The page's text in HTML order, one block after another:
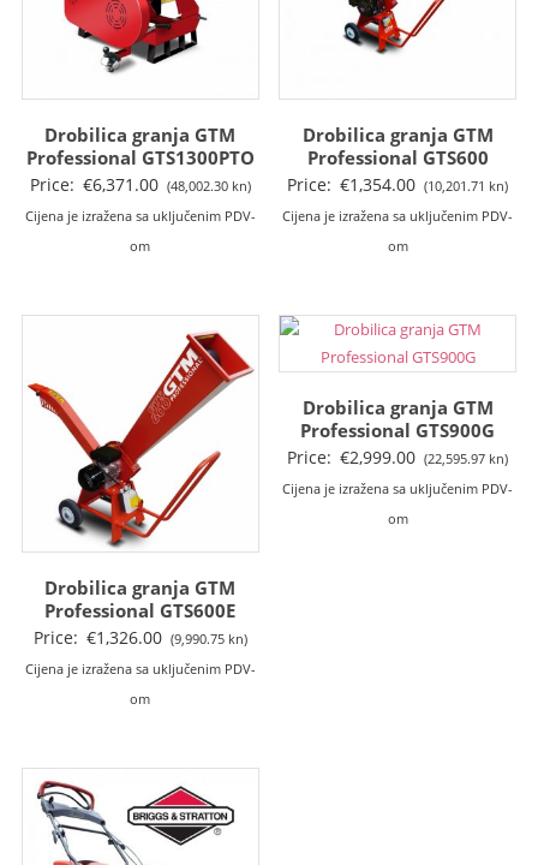
Drobilica granja GTM
Professional GTS1300PTO
Price: €6,371.00 (48,002.30 kn)
Cijena je izražena sa uključenim PDV-
om
Drobilica granja GTM
Professional GTS600
Price: €1,354.00 (10,201.71 kn)
Cijena je izražena sa uključenim PDV-
om
Drobilica granja GTM
Professional GTS600E
Price: €1,326.00 (9,990.75 kn)
Cijena je izražena sa uključenim PDV-
om
Drobilica granja GTM
Professional GTS900G
Price: €2,999.00 (22,595.97 kn)
Cijena je izražena sa uključenim PDV-
om